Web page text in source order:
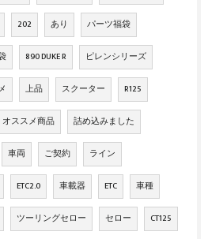
202 あり パーツ福袋
890 DUKE R ピレンシリーズ
上品 スクーター R125
オススメ商品 詰め込みました
車両 ご契約 ライン
ETC2.0 車載器 ETC 車種
ツーリングセロー セロー CT125